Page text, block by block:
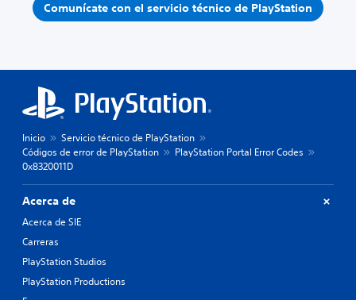
Comunícate con el servicio técnico de PlayStation
Inicio
Servicio técnico de PlayStation
Códigos de error de PlayStation
PlayStation Portal Error Codes
0x8320011D
Acerca de
Acerca de SIE
Carreras
PlayStation Studios
PlayStation Productions